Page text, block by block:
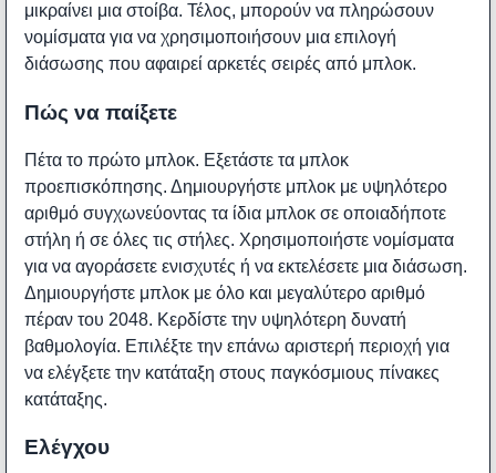
μικραίνει μια στοίβα. Τέλος, μπορούν να πληρώσουν
νομίσματα για να χρησιμοποιήσουν μια επιλογή
διάσωσης που αφαιρεί αρκετές σειρές από μπλοκ.
Πώς να παίξετε
Πέτα το πρώτο μπλοκ. Εξετάστε τα μπλοκ
προεπισκόπησης. Δημιουργήστε μπλοκ με υψηλότερο
αριθμό συγχωνεύοντας τα ίδια μπλοκ σε οποιαδήποτε
στήλη ή σε όλες τις στήλες. Χρησιμοποιήστε νομίσματα
για να αγοράσετε ενισχυτές ή να εκτελέσετε μια διάσωση.
Δημιουργήστε μπλοκ με όλο και μεγαλύτερο αριθμό
πέραν του 2048. Κερδίστε την υψηλότερη δυνατή
βαθμολογία. Επιλέξτε την επάνω αριστερή περιοχή για
να ελέγξετε την κατάταξη στους παγκόσμιους πίνακες
κατάταξης.
Ελέγχου